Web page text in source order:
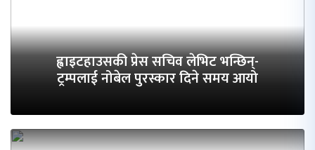
ह्वाइटहाउसकी प्रेस सचिव लेभिट भन्छिन्-
ट्रम्पलाई नोबेल पुरस्कार दिने समय आयो